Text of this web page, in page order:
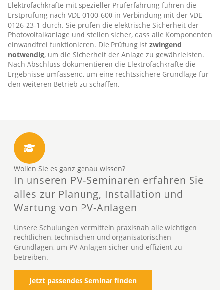
Elektrofachkräfte mit spezieller Prüferfahrung führen die
Erstprüfung nach VDE 0100-600 in Verbindung mit der VDE
0126-23-1 durch. Sie prüfen die elektrische Sicherheit der
Photovoltaikanlage und stellen sicher, dass alle Komponenten
einwandfrei funktionieren. Die Prüfung ist zwingend
notwendig, um die Sicherheit der Anlage zu gewährleisten.
Nach Abschluss dokumentieren die Elektrofachkräfte die
Ergebnisse umfassend, um eine rechtssichere Grundlage für
den weiteren Betrieb zu schaffen.
Wollen Sie es ganz genau wissen?
In unseren PV-Seminaren erfahren Sie
alles zur Planung, Installation und
Wartung von PV-Anlagen
Unsere Schulungen vermitteln praxisnah alle wichtigen
rechtlichen, technischen und organisatorischen
Grundlagen, um PV-Anlagen sicher und effizient zu
betreiben.
Jetzt passendes Seminar finden